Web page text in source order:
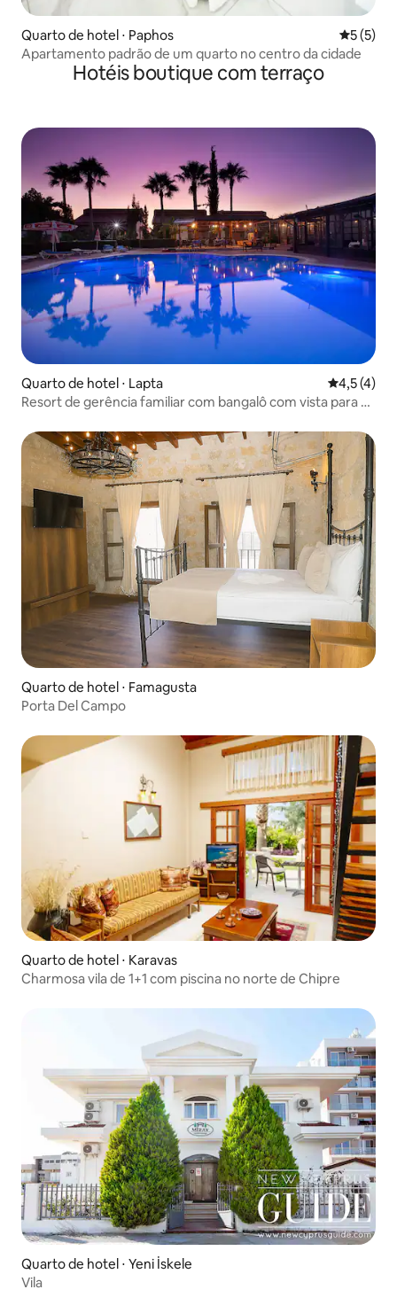
Quarto de hotel ⋅ Paphos 5 de
5 (5)
Apartamento padrão de um quarto no centro da cidade
Hotéis boutique com terraço
Quarto de hotel ⋅ Lapta 4,5 de
4,5 (4)
Resort de gerência familiar com bangalô com vista para a
Quarto de hotel ⋅ Famagusta
Porta Del Campo
Quarto de hotel ⋅ Karavas
Charmosa vila de 1+1 com piscina no norte de Chipre
Quarto de hotel ⋅ Yeni İskele
Vila